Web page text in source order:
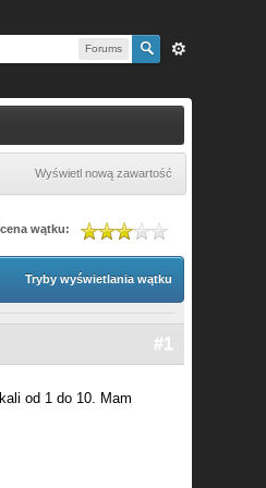
Forums
Wyświetl nową zawartość
wątku:
Tryby wyświetlania wątku
#1
od 1 do 10. Mam